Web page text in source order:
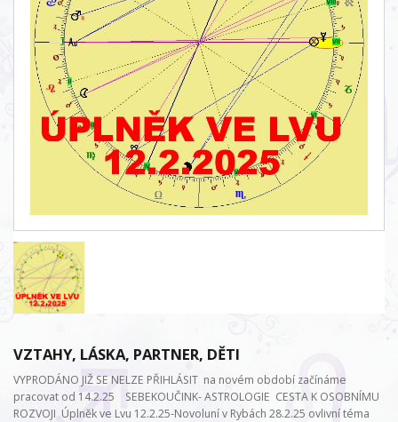
VZTAHY, LÁSKA, PARTNER, DĚTI
VYPRODÁNO JIŽ SE NELZE PŘIHLÁSIT na novém období začínáme
pracovat od 14.2.25 SEBEKOUČINK- ASTROLOGIE CESTA K OSOBNÍMU
ROZVOJI Úplněk ve Lvu 12.2.25-Novoluní v Rybách 28.2.25 ovlivní téma